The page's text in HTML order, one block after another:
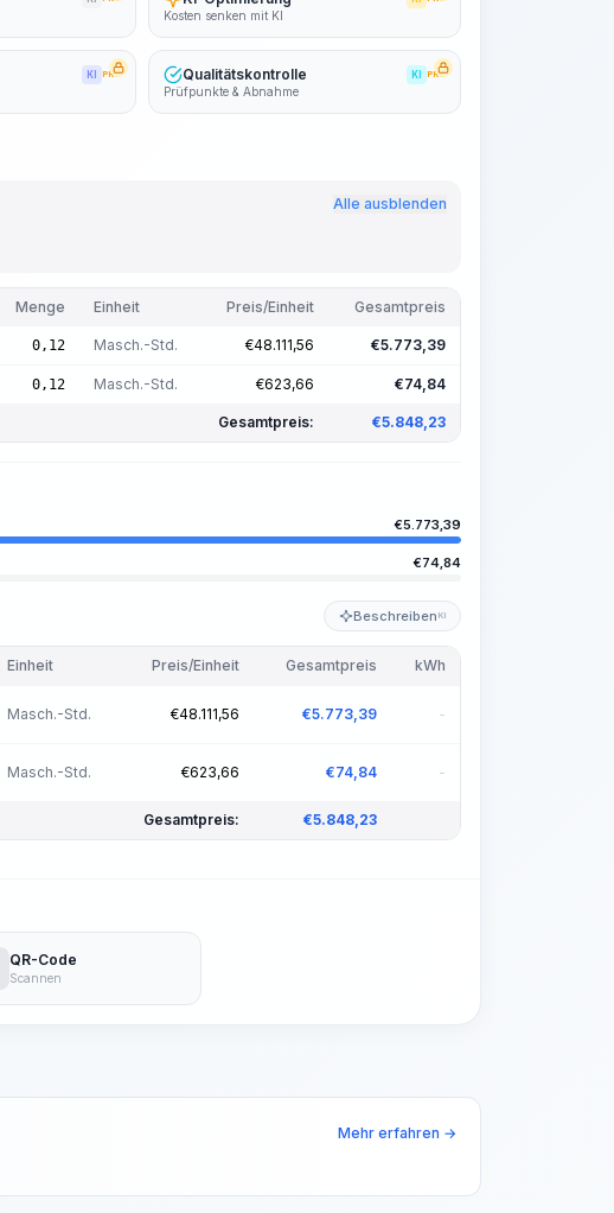
Kosten senken mit KI
KI PRO Qualitätskontrolle KI PRO
Prüfpunkte & Abnahme
Alle ausblenden
Menge Einheit Preis/Einheit Gesamtpreis
0,12 Masch.-Std. €48.111,56 €5.773,39
0,12 Masch.-Std. €623,66 €74,84
Gesamtpreis: €5.848,23
€5.773,39
€74,84
Beschreiben KI
Einheit Preis/Einheit Gesamtpreis kWh
Masch.-Std. €48.111,56 €5.773,39 -
Masch.-Std. €623,66 €74,84 -
Gesamtpreis: €5.848,23
QR-Code
Scannen
Mehr erfahren →